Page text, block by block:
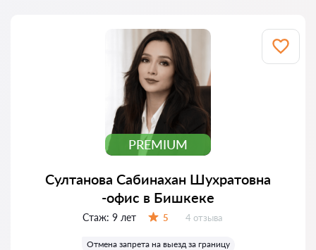
PREMIUM
Султанова Сабинахан Шухратовна
-офис в Бишкеке
Стаж: 9 лет 5 Отзывов:
4 отзыва
Отмена запрета на выезд за границу